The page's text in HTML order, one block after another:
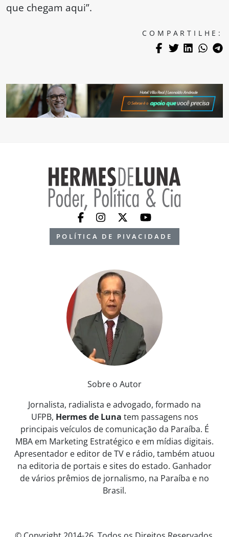
que chegam aqui”.
COMPARTILHE:
POLÍTICA DE PIVACIDADE
Sobre o Autor
Jornalista, radialista e advogado, formado na
UFPB, Hermes de Luna tem passagens nos
principais veículos de comunicação da Paraíba. É
MBA em Marketing Estratégico e em mídias digitais.
Apresentador e editor de TV e rádio, também atuou
na editoria de portais e sites do estado. Ganhador
de vários prêmios de jornalismo, na Paraíba e no
Brasil.